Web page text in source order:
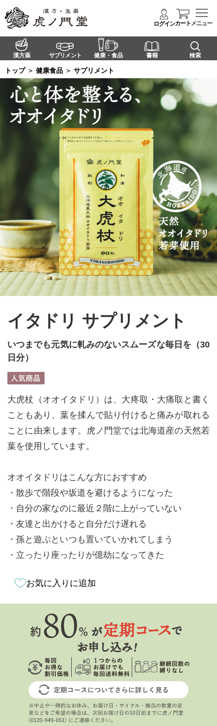
ログインカートメニュー
漢方薬 サプリメント 健康・食品 書籍 検索
トップ ＞ 健康食品 ＞ サプリメント
イタドリ サプリメント
いつまでも元気に軋みのないスムーズな毎日を（30
日分）
大虎杖（オオイタドリ）は、大疼取・大痛取と書く
こともあり、葉を揉んで貼り付けると痛みが取れる
ことに由来します。虎ノ門堂では北海道産の天然若
葉を使用しています。
オオイタドリはこんな方におすすめ
・散歩で階段や坂道を避けるようになった
・自分の家なのに最近２階に上がっていない
・友達と出かけると自分だけ遅れる
・孫と遊ぶといつも置いていかれてしまう
・立ったり座ったりが億劫になってきた
お気に入りに追加